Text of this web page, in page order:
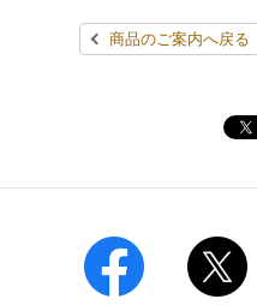
行政サービス
学び・教育
オンラインフォトサービス
コインランドリー（店舗限定
自転車シェアリング（店舗限定
データで見るセブン‐イレブン
セブン‐イレブンの「商品力」
セブン-イレブンの横顔
セブン-イレブンの歴史
報告書ライブラリー
한국어(서비스)
商品のご案内へ戻る